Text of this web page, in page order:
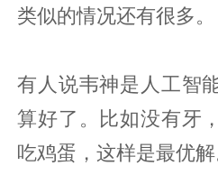
类似的情况还有很多。
有人说韦神是人工智
算好了。比如没有牙
吃鸡蛋，这样是最优解